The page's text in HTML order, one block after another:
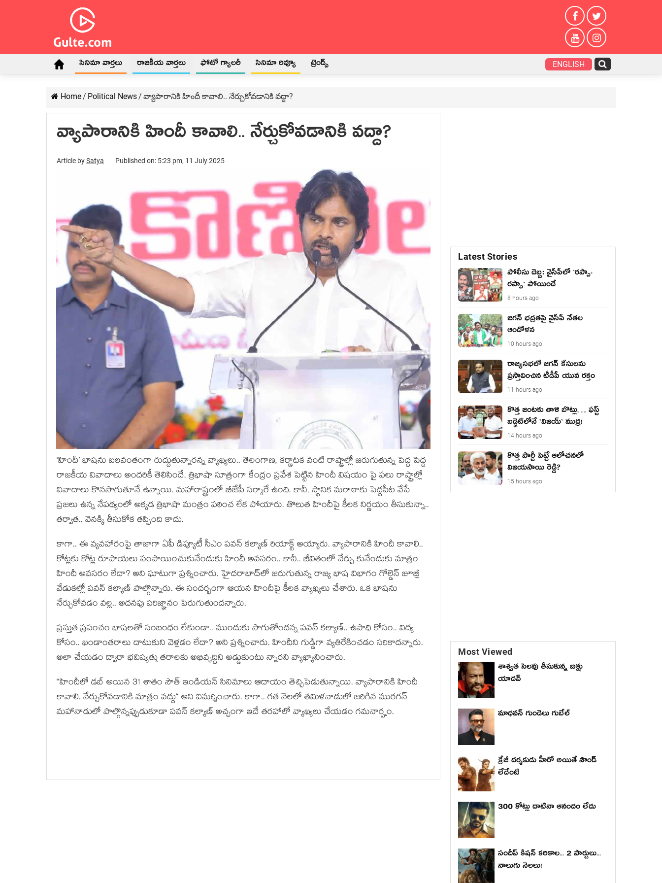
సినిమా వార్తలు రాజకీయ వార్తలు ఫోటో గ్యాలరీ సినిమా రివ్యూ ట్రెండ్స్ ENGLISH
Home/ Political News/ వ్యాపారానికి హిందీ కావాలి.. నేర్చుకోవ‌డానికి వ‌ద్దా?
వ్యాపారానికి హిందీ కావాలి.. నేర్చుకోవ‌డానికి వ‌ద్దా?
Article bySatya Published on: 5:23 pm, 11 July 2025
‘హిందీ’ భాష‌ను బ‌ల‌వంతంగా రుద్దుతున్నార‌న్న వ్యాఖ్య‌లు.. తెలంగాణ‌, క‌ర్ణాట‌క వంటి రాష్ట్రాల్లో జ‌రుగుతున్న పెద్ద పెద్ద
రాజ‌కీయ వివాదాలు అంద‌రికీ తెలిసిందే. త్రిభాషా సూత్రంగా కేంద్రం ప్ర‌వేశ పెట్టిన హిందీ విష‌యం పై ప‌లు రాష్ట్రాల్లో
వివాదాలు కొన‌సాగుతూనే ఉన్నాయి. మ‌హారాష్ట్రంలో బీజేపీ స‌ర్కారే ఉంది. కానీ, స్థానిక మ‌రాఠాకు పెద్ద‌పీట వేసే
ప్ర‌జ‌లు ఉన్న నేప‌థ్యంలో అక్క‌డ త్రిభాషా మంత్రం ప‌ఠించ లేక పోయారు. తొలుత హిందీపై కీల‌క నిర్ణ‌యం తీసుకున్నా..
త‌ర్వాత‌.. వెన‌క్కి తీసుకోక త‌ప్పింది కాదు.
కాగా.. ఈ వ్య‌వ‌హారంపై తాజాగా ఏపీ డిప్యూటీ సీఎం ప‌వ‌న్ క‌ల్యాణ్ రియాక్ట్ అయ్యారు. వ్యాపారానికి హిందీ కావాలి..
కోట్ల‌కు కోట్ల రూపాయ‌లు సంపాయించుకునేందుకు హిందీ అవ‌స‌రం.. కానీ.. జీవితంలో నేర్చు కునేందుకు మాత్రం
హిందీ అవ‌స‌రం లేదా? అని ఘాటుగా ప్ర‌శ్నించారు. హైద‌రాబాద్‌లో జ‌రుగుతున్న రాజ్య భాష విభాగం గోల్డెన్ జూబ్లీ
వేడుక‌ల్లో ప‌వ‌న్ క‌ల్యాణ్ పాల్గొన్నారు. ఈ సంద‌ర్భంగా ఆయ‌న హిందీపై కీల‌క వ్యాఖ్య‌లు చేశారు. ఒక భాష‌ను
నేర్చుకోవ‌డం వ‌ల్ల‌.. అద‌న‌పు ప‌రిజ్ఞానం పెరుగుతుంద‌న్నారు.
ప్ర‌స్తుత ప్ర‌పంచం భాష‌ల‌తో సంబంధం లేకుండా.. ముందుకు సాగుతోంద‌న్న ప‌వ‌న్ క‌ల్యాణ్‌.. ఉపాధి కోసం.. విద్య
కోసం.. ఖండాంత‌రాలు దాటుకుని వెళ్ల‌డం లేదా? అని ప్ర‌శ్నించారు. హిందీని గుడ్డిగా వ్యతిరేకించడం సరికాదన్నారు.
అలా చేయ‌డం ద్వారా భ‌విష్య‌త్తు త‌రాలకు అభివృద్ధిని అడ్డుకుంటు న్నార‌ని వ్యాఖ్యానించారు.
‘‘హిందీలో డబ్‌ అయిన 31 శాతం సౌత్‌ ఇండియన్‌ సినిమాలు ఆదాయం తెచ్చిపెడుతున్నాయి. వ్యాపారానికి హిందీ
కావాలి. నేర్చుకోవడానికి మాత్రం వ‌ద్దు“ అని విమ‌ర్శించారు. కాగా.. గ‌త నెల‌లో త‌మిళ‌నాడులో జ‌రిగిన ముర‌గ‌న్
మ‌హానాడులో పాల్గొన్న‌ప్పుడుకూడా ప‌వ‌న్ కల్యాణ్ అచ్చంగా ఇదే త‌ర‌హాలో వ్యాఖ్య‌లు చేయ‌డం గ‌మ‌నార్హం.
Latest Stories
పోలీసు దెబ్బ: వైసీపీలో `ర‌ప్పా-
ర‌ప్పా` పోయిందే
8 hours ago
జ‌గ‌న్ భద్రతపై వైసీపీ నేతల
ఆందోళన
10 hours ago
రాజ్యసభలో జగన్ కేసులను
ప్రస్తావించిన టీడీపీ యువ రక్తం
11 hours ago
కొత్త జంట‌కు తాళి బొట్లు… ఫ‌స్ట్
బ‌డ్జెట్‌లోనే `విజ‌య్` ముద్ర‌!
14 hours ago
కొత్త పార్టీ పెట్టే ఆలోచనలో
విజయసాయి రెడ్డి?
15 hours ago
Most Viewed
శాశ్వత సెలవు తీసుకున్న బిక్షు
యాదవ్
మాధ‌వ‌న్ గుండెలు గుబేల్‌
క్రేజీ దర్శకుడు హీరో అయితే సౌండ్
లేదేంటి
300 కోట్లు దాటినా ఆనందం లేదు
సందీప్ కిషన్ కరికాల... 2 పార్టులు...
నాలుగు నెలలు!